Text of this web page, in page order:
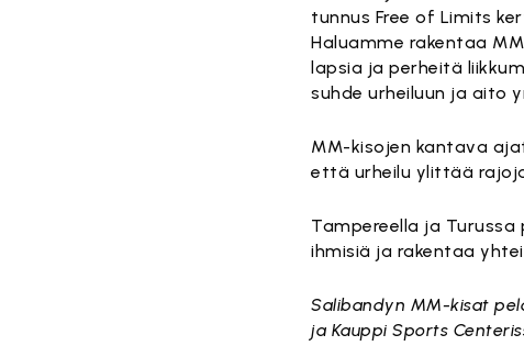
tunnus Free of Limits
Haluamme rakentaa
lapsia ja perheitä
suhde urheiluun ja aito
MM-kisojen kantava
että urheilu ylittää
Tampereella ja
ihmisiä ja rakentaa
Salibandyn MM-kisat
ja Kauppi Sports